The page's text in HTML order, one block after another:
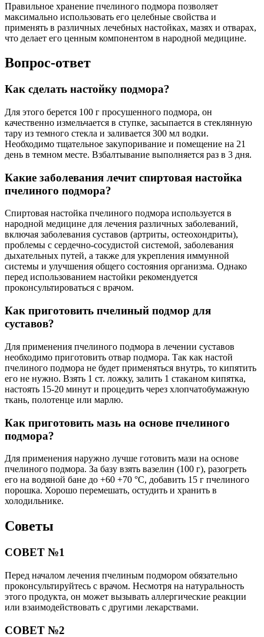
Правильное хранение пчелиного подмора позволяет
максимально использовать его целебные свойства и
применять в различных лечебных настойках, мазях и отварах,
что делает его ценным компонентом в народной медицине.
Вопрос-ответ
Как сделать настойку подмора?
Для этого берется 100 г просушенного подмора, он
качественно измельчается в ступке, засыпается в стеклянную
тару из темного стекла и заливается 300 мл водки.
Необходимо тщательное закупоривание и помещение на 21
день в темном месте. Взбалтывание выполняется раз в 3 дня.
Какие заболевания лечит спиртовая настойка
пчелиного подмора?
Спиртовая настойка пчелиного подмора используется в
народной медицине для лечения различных заболеваний,
включая заболевания суставов (артриты, остеохондриты),
проблемы с сердечно-сосудистой системой, заболевания
дыхательных путей, а также для укрепления иммунной
системы и улучшения общего состояния организма. Однако
перед использованием настойки рекомендуется
проконсультироваться с врачом.
Как приготовить пчелиный подмор для
суставов?
Для применения пчелиного подмора в лечении суставов
необходимо приготовить отвар подмора. Так как настой
пчелиного подмора не будет применяться внутрь, то кипятить
его не нужно. Взять 1 ст. ложку, залить 1 стаканом кипятка,
настоять 15-20 минут и процедить через хлопчатобумажную
ткань, полотенце или марлю.
Как приготовить мазь на основе пчелиного
подмора?
Для применения наружно лучше готовить мази на основе
пчелиного подмора. За базу взять вазелин (100 г), разогреть
его на водяной бане до +60 +70 °С, добавить 15 г пчелиного
порошка. Хорошо перемешать, остудить и хранить в
холодильнике.
Советы
СОВЕТ №1
Перед началом лечения пчелиным подмором обязательно
проконсультируйтесь с врачом. Несмотря на натуральность
этого продукта, он может вызывать аллергические реакции
или взаимодействовать с другими лекарствами.
СОВЕТ №2